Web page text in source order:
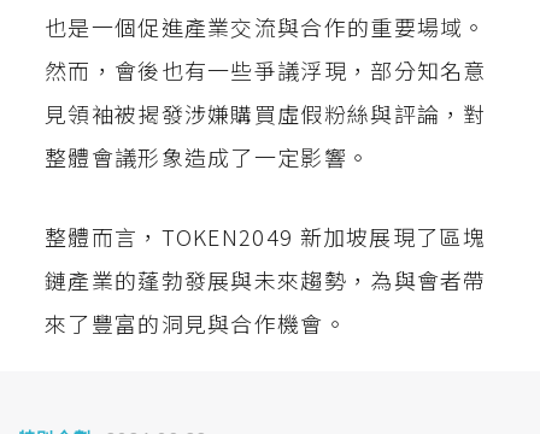
也是一個促進產業交流與合作的重要場域。
然而，會後也有一些爭議浮現，部分知名意
見領袖被揭發涉嫌購買虛假粉絲與評論，對
整體會議形象造成了一定影響。
整體而言，TOKEN2049 新加坡展現了區塊
鏈產業的蓬勃發展與未來趨勢，為與會者帶
來了豐富的洞見與合作機會。
Google
城市
今日熱門